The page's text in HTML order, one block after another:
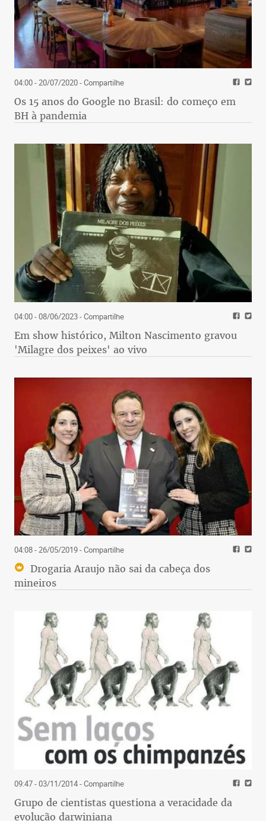
04:00 - 20/07/2020- Compartilhe
Os 15 anos do Google no Brasil: do começo em
BH à pandemia
04:00 - 08/06/2023- Compartilhe
Em show histórico, Milton Nascimento gravou
'Milagre dos peixes' ao vivo
04:08 - 26/05/2019- Compartilhe
Drogaria Araujo não sai da cabeça dos
mineiros
09:47 - 03/11/2014- Compartilhe
Grupo de cientistas questiona a veracidade da
evolução darwiniana